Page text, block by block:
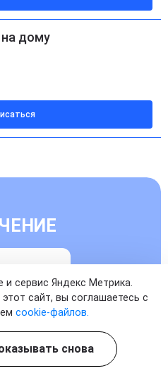
на дому
к врачу
и сервис Яндекс Метрика.
сайт, вы соглашаетесь с
cookie-файлов.
снова